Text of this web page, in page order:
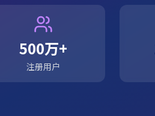
500万+
注册用户